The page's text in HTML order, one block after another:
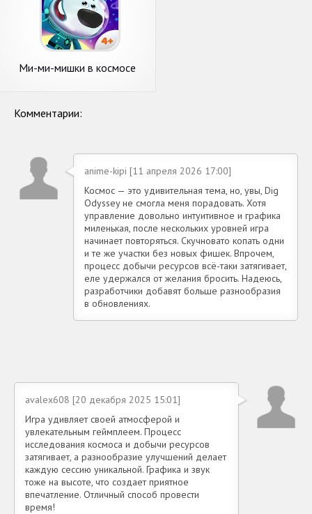
Ми-ми-мишки в космосе
Комментарии:
anime-kipi [11 апреля 2026 17:00]
Космос — это удивительная тема, но, увы, Dig
Odyssey не смогла меня порадовать. Хотя
управление довольно интуитивное и графика
миленькая, после нескольких уровней игра
начинает повторяться. Скучновато копать одни
и те же участки без новых фишек. Впрочем,
процесс добычи ресурсов всё-таки затягивает,
еле удержался от желания бросить. Надеюсь,
разработчики добавят больше разнообразия
в обновлениях.
avalex608 [20 декабря 2025 15:01]
Игра удивляет своей атмосферой и
увлекательным геймплеем. Процесс
исследования космоса и добычи ресурсов
затягивает, а разнообразие улучшений делает
каждую сессию уникальной. Графика и звук
тоже на высоте, что создает приятное
впечатление. Отличный способ провести
время!